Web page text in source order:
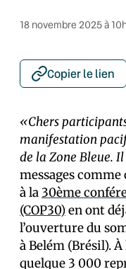
18 novembre 2025 à
Copier le lien
«Chers
manifestation
de la Zone Bleue.
messages
à la30ème
(COP30)en ont
l’ouverture du
à Belém (Brésil).
quelque 3 000